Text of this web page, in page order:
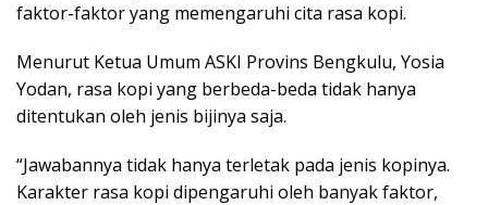
faktor-faktor yang memengaruhi cita rasa kopi.
Menurut Ketua Umum ASKI Provins Bengkulu, Yosia
Yodan, rasa kopi yang berbeda-beda tidak hanya
ditentukan oleh jenis bijinya saja.
“Jawabannya tidak hanya terletak pada jenis kopinya.
Karakter rasa kopi dipengaruhi oleh banyak faktor,